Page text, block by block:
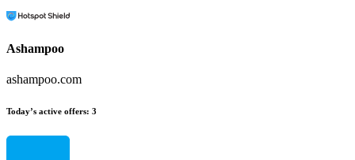
Ashampoo
ashampoo.com
Today’s active offers: 3